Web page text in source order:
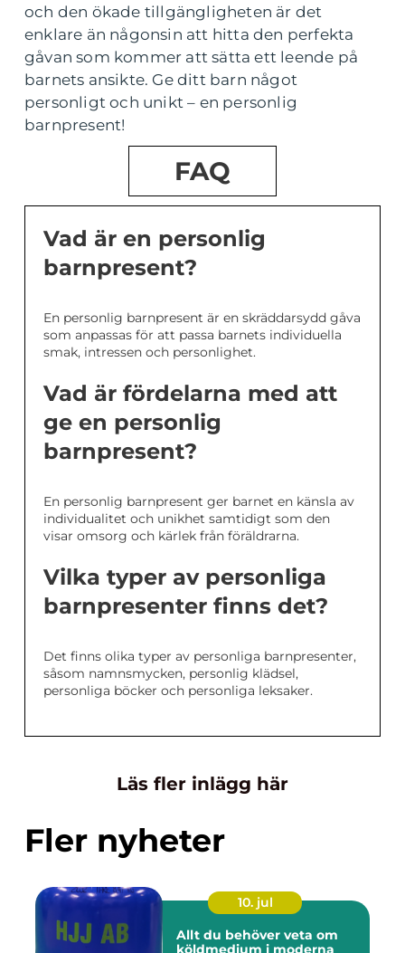
och den ökade tillgängligheten är det
enklare än någonsin att hitta den perfekta
gåvan som kommer att sätta ett leende på
barnets ansikte. Ge ditt barn något
personligt och unikt – en personlig
barnpresent!
FAQ
Vad är en personlig
barnpresent?
En personlig barnpresent är en skräddarsydd gåva
som anpassas för att passa barnets individuella
smak, intressen och personlighet.
Vad är fördelarna med att
ge en personlig
barnpresent?
En personlig barnpresent ger barnet en känsla av
individualitet och unikhet samtidigt som den
visar omsorg och kärlek från föräldrarna.
Vilka typer av personliga
barnpresenter finns det?
Det finns olika typer av personliga barnpresenter,
såsom namnsmycken, personlig klädsel,
personliga böcker och personliga leksaker.
Läs fler inlägg här
Fler nyheter
10. jul
Allt du behöver veta om
köldmedium i moderna